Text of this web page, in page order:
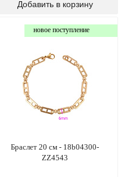
новое поступление
Браслет 20 см - 18b04300-
ZZ4543